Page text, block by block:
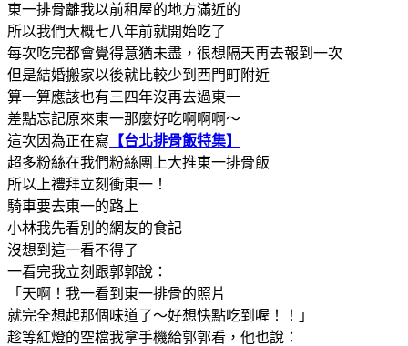
東一排骨離我以前租屋的地方滿近的
所以我們大概七八年前就開始吃了
每次吃完都會覺得意猶未盡，很想隔天再去報到一次
但是結婚搬家以後就比較少到西門町附近
算一算應該也有三四年沒再去過東一
差點忘記原來東一那麼好吃啊啊啊～
這次因為正在寫 【台北排骨飯特集】
超多粉絲在我們粉絲團上大推東一排骨飯
所以上禮拜立刻衝東一！
騎車要去東一的路上
小林我先看別的網友的食記
沒想到這一看不得了
一看完我立刻跟郭郭說：
「天啊！我一看到東一排骨的照片
就完全想起那個味道了～好想快點吃到喔！！」
趁等紅燈的空檔我拿手機給郭郭看，他也說：